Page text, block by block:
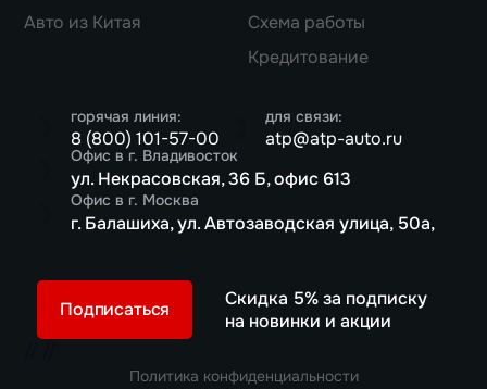
Авто из Китая
Схема работы
Кредитование
горячая линия:
8 (800) 101-57-00
для связи:
atp@atp-auto.ru
Офис в г. Владивосток
ул. Некрасовская, 36 Б, офис 613
Офис в г. Москва
г. Балашиха, ул. Автозаводская улица, 50а,
Скидка 5% за подписку
на новинки и акции
Подписаться
Политика конфиденциальности